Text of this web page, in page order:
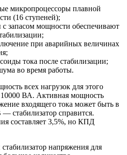
микропроцессоры плавной
(16 ступеней);
запасом мощности обеспечивают
при аварийных величинах
тока после стабилизации;
во время работы.
всех нагрузок для этого
10000 ВА. Активная мощность
входящего тока может быть в
стабилизатор справится.
составляет 3,5%, но КПД
напряжения для